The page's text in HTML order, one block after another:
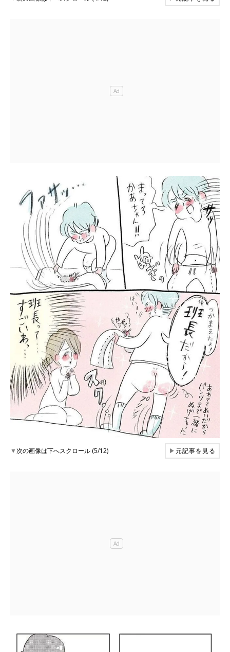
▼次の画像は下へスクロール (5/12) ▶元記事を見る